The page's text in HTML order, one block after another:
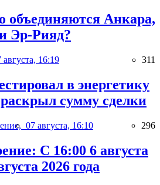
объединяются Анкара,
Эр-Рияд?
августа, 16:19 311
в энергетику
сумму сделки
07 августа, 16:10 296
С 16:00 6 августа
2026 года